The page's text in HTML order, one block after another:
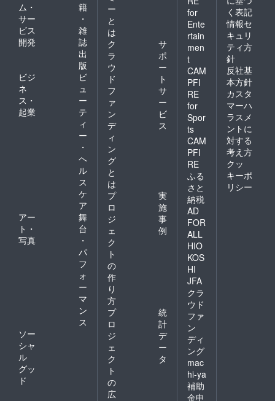
ム・
サー
ビス
開発
籍
・
雑
誌
出
版
ビジ
ネ
ス・
起業
ビ
ュ
ー
テ
ィ
ー
・
ヘ
ル
ス
ケ
ア
アー
ト・
写真
舞
台
・
パ
フ
ォ
ー
マ
ン
ス
ソー
シャ
ル
グッ
ド
ー
と
は
ク
ラ
ウ
ド
フ
ァ
ン
デ
ィ
ン
グ
と
は
サ
ポ
ー
ト
サ
ー
ビ
ス
プ
ロ
ジ
ェ
ク
ト
の
作
り
方
実
施
事
例
プ
ロ
ジ
ェ
ク
ト
の
広
統
計
デ
ー
タ
for
Ente
rtain
men
t
CAM
PFI
RE
for
Spor
ts
CAM
PFI
RE
ふる
さと
納税
AD
FOR
ALL
HIO
KOS
HI
JFA
クラ
ウド
ファ
ン
ディ
ング
mac
hi-ya
補助
金申
く表記
情報セ
キュリ
ティ方
針
反社基
本方針
カスタ
マーハ
ラスメ
ントに
対する
考え方
クッ
キーポ
リシー